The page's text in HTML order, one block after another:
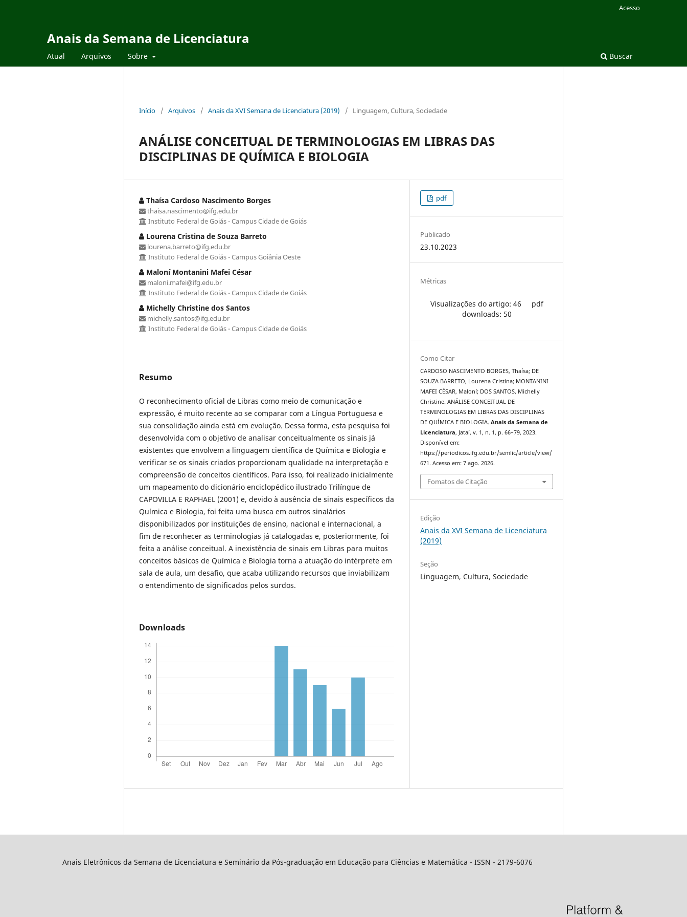
Anais da Semana de Licenciatura
Atual Arquivos Sobre Buscar
Acesso
Início / Arquivos / Anais da XVI Semana de Licenciatura (2019) / Linguagem, Cultura, Sociedade
ANÁLISE CONCEITUAL DE TERMINOLOGIAS EM LIBRAS DAS
DISCIPLINAS DE QUÍMICA E BIOLOGIA
Thaísa Cardoso Nascimento Borges
thaisa.nascimento@ifg.edu.br
Instituto Federal de Goiás - Campus Cidade de Goiás
Lourena Cristina de Souza Barreto
lourena.barreto@ifg.edu.br
Instituto Federal de Goiás - Campus Goiânia Oeste
Maloní Montanini Mafei César
maloni.mafei@ifg.edu.br
Instituto Federal de Goiás - Campus Cidade de Goiás
Michelly Christine dos Santos
michelly.santos@ifg.edu.br
Instituto Federal de Goiás - Campus Cidade de Goiás
Resumo
O reconhecimento oficial de Libras como meio de comunicação e
expressão, é muito recente ao se comparar com a Língua Portuguesa e
sua consolidação ainda está em evolução. Dessa forma, esta pesquisa foi
desenvolvida com o objetivo de analisar conceitualmente os sinais já
existentes que envolvem a linguagem científica de Química e Biologia e
verificar se os sinais criados proporcionam qualidade na interpretação e
compreensão de conceitos científicos. Para isso, foi realizado inicialmente
um mapeamento do dicionário enciclopédico ilustrado Trilíngue de
CAPOVILLA E RAPHAEL (2001) e, devido à ausência de sinais específicos da
Química e Biologia, foi feita uma busca em outros sinalários
disponibilizados por instituições de ensino, nacional e internacional, a
fim de reconhecer as terminologias já catalogadas e, posteriormente, foi
feita a análise conceitual. A inexistência de sinais em Libras para muitos
conceitos básicos de Química e Biologia torna a atuação do intérprete em
sala de aula, um desafio, que acaba utilizando recursos que inviabilizam
o entendimento de significados pelos surdos.
Downloads
pdf
Publicado
23.10.2023
Métricas
Visualizações do artigo: 46
pdf
downloads: 50
Como Citar
CARDOSO NASCIMENTO BORGES, Thaísa; DE
SOUZA BARRETO, Lourena Cristina; MONTANINI
MAFEI CÉSAR, Maloní; DOS SANTOS, Michelly
Christine. ANÁLISE CONCEITUAL DE
TERMINOLOGIAS EM LIBRAS DAS DISCIPLINAS
DE QUÍMICA E BIOLOGIA.Anais da Semana de
Licenciatura, Jataí, v. 1, n. 1, p. 66–79, 2023.
Disponível em:
https://periodicos.ifg.edu.br/semlic/article/view/
671. Acesso em: 7 ago. 2026.
Fomatos de Citação
Edição
Anais da XVI Semana de Licenciatura
(2019)
Seção
Linguagem, Cultura, Sociedade
Anais Eletrônicos da Semana de Licenciatura e Seminário da Pós-graduação em Educação para Ciências e Matemática - ISSN - 2179-6076